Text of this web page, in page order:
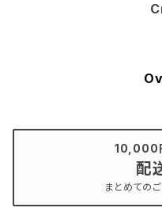
10,000
配
まとめての